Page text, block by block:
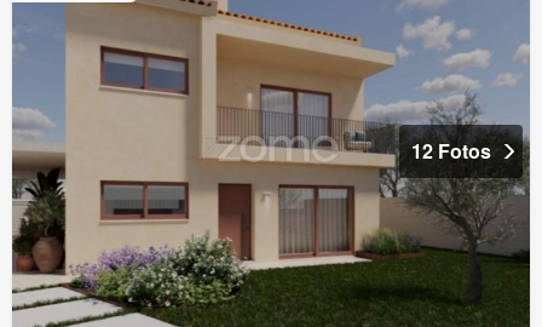
12 Fotos